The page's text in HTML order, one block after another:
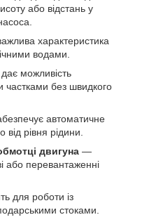
або відстань у
характеристика
водами.
можливість
частками без швидкого
автоматичне
рівня рідини.
двигуна —
або перевантаженні
для роботи із
стоками.